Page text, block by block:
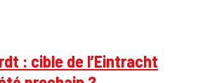
: cible de l’Eintracht